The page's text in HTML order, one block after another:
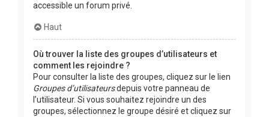
accessible un forum privé.
Haut
Où trouver la liste des groupes d’utilisateurs et
comment les rejoindre ?
Pour consulter la liste des groupes, cliquez sur le lien
Groupes d’utilisateursdepuis votre panneau de
l’utilisateur. Si vous souhaitez rejoindre un des
groupes, sélectionnez le groupe désiré et cliquez sur